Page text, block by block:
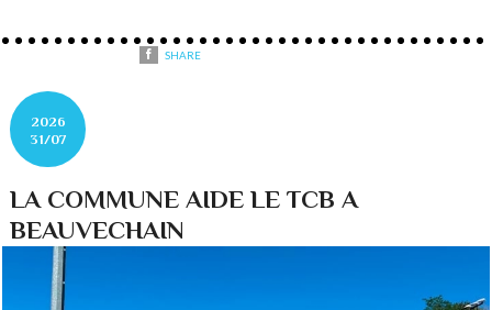
SHARE
2026
31/07
LA COMMUNE AIDE LE TCB A
BEAUVECHAIN